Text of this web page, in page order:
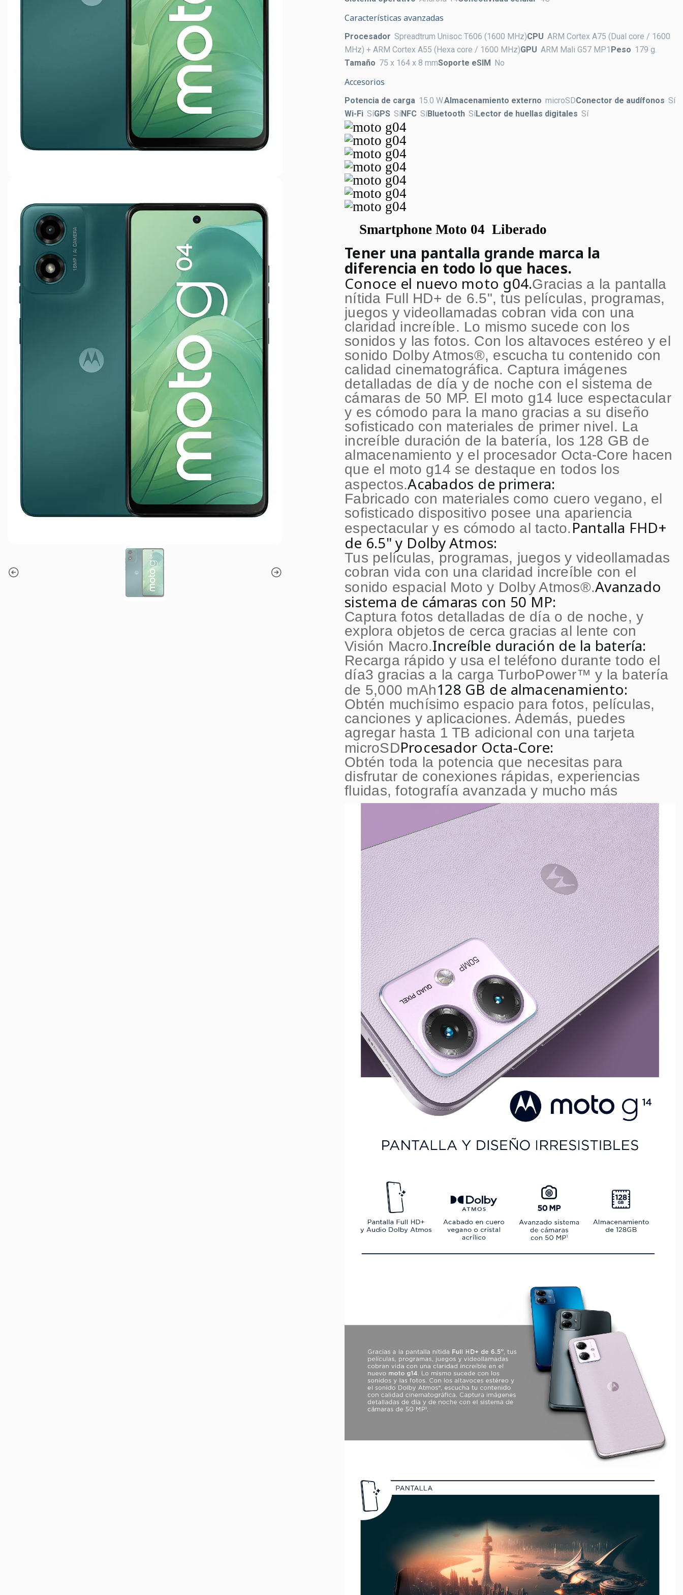
Características avanzadas
Procesador Spreadtrum Unisoc T606 (1600 MHz)CPU ARM Cortex A75 (Dual core / 1600
MHz) + ARM Cortex A55 (Hexa core / 1600 MHz)GPU ARM Mali G57 MP1 Peso 179 g.
Tamaño 75 x 164 x 8 mmSoporte eSIM No
Accesorios
Potencia de carga 15.0 W.Almacenamiento externo microSDConector de audífonos Sí
Wi-Fi SíGPS SíNFC SíBluetooth SíLector de huellas digitales Sí
Smartphone Moto 04 Liberado
Tener una pantalla grande marca la
diferencia en todo lo que haces.
Conoce el nuevo moto g04.Gracias a la pantalla
nítida Full HD+ de 6.5", tus películas, programas,
juegos y videollamadas cobran vida con una
claridad increíble. Lo mismo sucede con los
sonidos y las fotos. Con los altavoces estéreo y el
sonido Dolby Atmos®, escucha tu contenido con
calidad cinematográfica. Captura imágenes
detalladas de día y de noche con el sistema de
cámaras de 50 MP. El moto g14 luce espectacular
y es cómodo para la mano gracias a su diseño
sofisticado con materiales de primer nivel. La
increíble duración de la batería, los 128 GB de
almacenamiento y el procesador Octa-Core hacen
que el moto g14 se destaque en todos los
aspectos.Acabados de primera:
Fabricado con materiales como cuero vegano, el
sofisticado dispositivo posee una apariencia
espectacular y es cómodo al tacto.Pantalla FHD+
de 6.5" y Dolby Atmos:
Tus películas, programas, juegos y videollamadas
cobran vida con una claridad increíble con el
sonido espacial Moto y Dolby Atmos®.Avanzado
sistema de cámaras con 50 MP:
Captura fotos detalladas de día o de noche, y
explora objetos de cerca gracias al lente con
Visión Macro.Increíble duración de la batería:
Recarga rápido y usa el teléfono durante todo el
día3 gracias a la carga TurboPower™ y la batería
de 5,000 mAh128 GB de almacenamiento:
Obtén muchísimo espacio para fotos, películas,
canciones y aplicaciones. Además, puedes
agregar hasta 1 TB adicional con una tarjeta
microSDProcesador Octa-Core:
Obtén toda la potencia que necesitas para
disfrutar de conexiones rápidas, experiencias
fluidas, fotografía avanzada y mucho más